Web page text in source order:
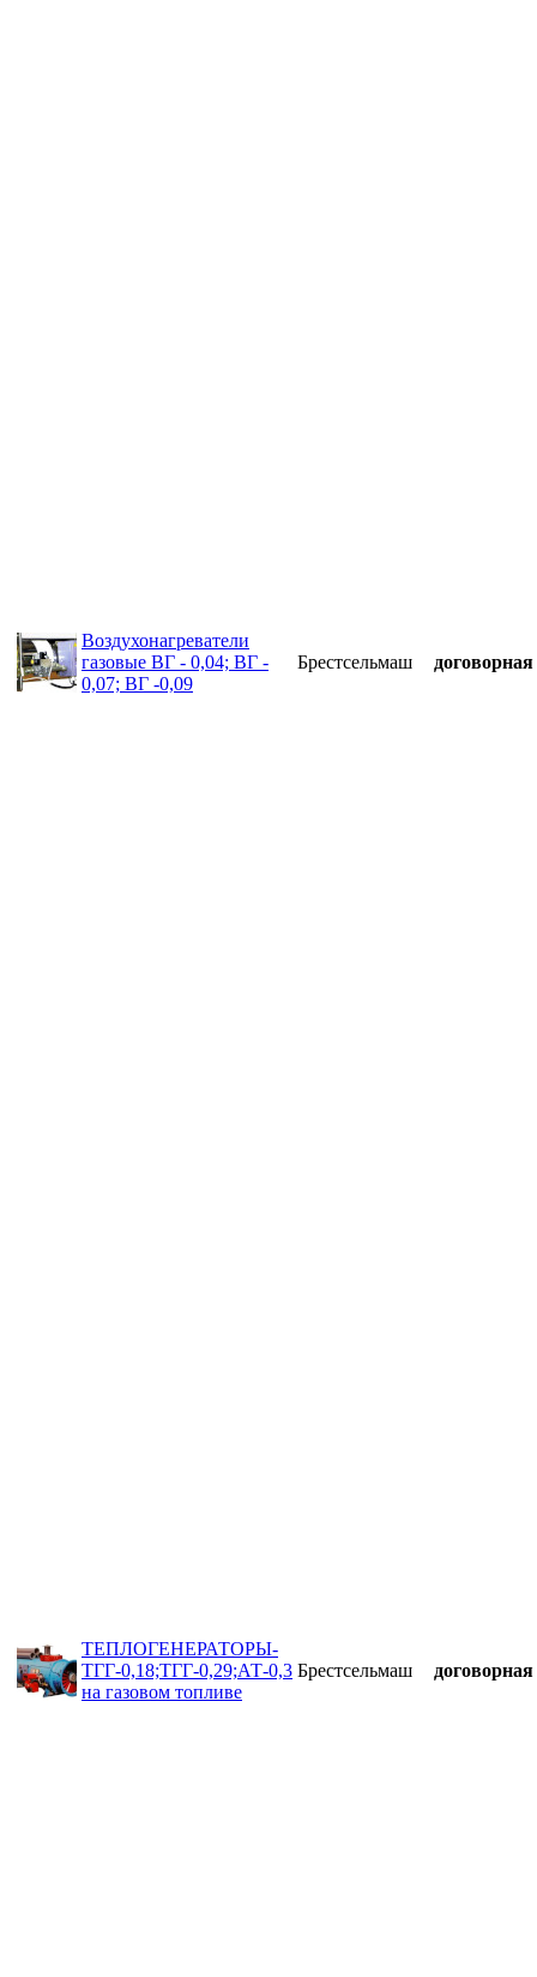
Воздухонагреватели
газовые ВГ - 0,04; ВГ -
0,07; ВГ -0,09
Брестсельмаш договорная
ТЕПЛОГЕНЕРАТОРЫ-
ТГГ-0,18;ТГГ-0,29;АТ-0,3
на газовом топливе
Брестсельмаш договорная